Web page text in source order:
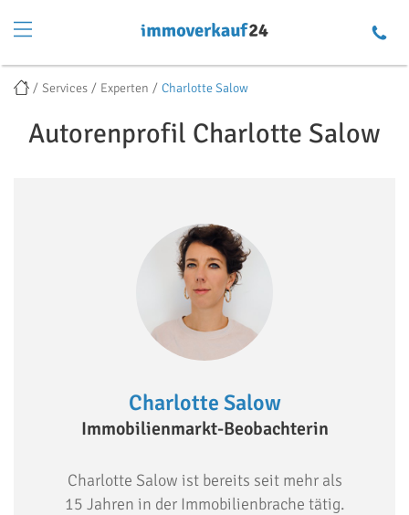
Services Experten Charlotte Salow
Autorenprofil Charlotte Salow
Charlotte Salow
Immobilienmarkt-Beobachterin
Charlotte Salow ist bereits seit mehr als
15 Jahren in der Immobilienbrache tätig.